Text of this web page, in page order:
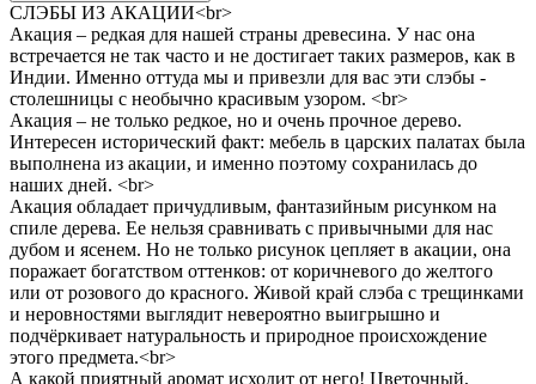
СЛЭБЫ ИЗ АКАЦИИ<br>
Акация – редкая для нашей страны древесина. У нас она
встречается не так часто и не достигает таких размеров, как в
Индии. Именно оттуда мы и привезли для вас эти слэбы -
столешницы с необычно красивым узором. <br>
Акация – не только редкое, но и очень прочное дерево.
Интересен исторический факт: мебель в царских палатах была
выполнена из акации, и именно поэтому сохранилась до
наших дней. <br>
Акация обладает причудливым, фантазийным рисунком на
спиле дерева. Ее нельзя сравнивать с привычными для нас
дубом и ясенем. Но не только рисунок цепляет в акации, она
поражает богатством оттенков: от коричневого до желтого
или от розового до красного. Живой край слэба с трещинками
и неровностями выглядит невероятно выигрышно и
подчёркивает натуральность и природное происхождение
этого предмета.<br>
А какой приятный аромат исходит от него! Цветочный,